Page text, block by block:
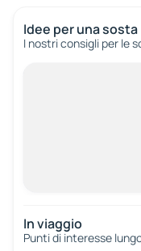
Idee per una sosta
I nostri consigli per le
In viaggio
Punti di interesse